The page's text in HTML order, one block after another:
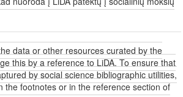
data or other resources curated by the
this by a reference to LiDA. To ensure that
by social science bibliographic utilities,
the footnotes or in the reference section of